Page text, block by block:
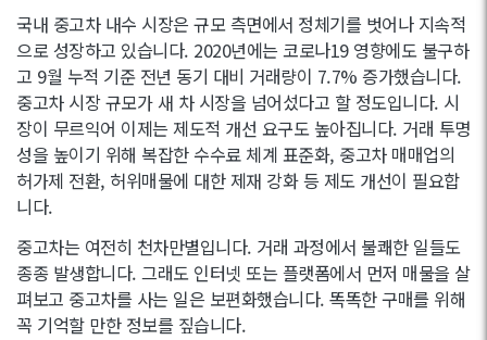
국내 중고차 내수 시장은 규모 측면에서 정체기를 벗어나 지속적
으로 성장하고 있습니다. 2020년에는 코로나19 영향에도 불구하
고 9월 누적 기준 전년 동기 대비 거래량이 7.7% 증가했습니다.
중고차 시장 규모가 새 차 시장을 넘어섰다고 할 정도입니다. 시
장이 무르익어 이제는 제도적 개선 요구도 높아집니다. 거래 투명
성을 높이기 위해 복잡한 수수료 체계 표준화, 중고차 매매업의
허가제 전환, 허위매물에 대한 제재 강화 등 제도 개선이 필요합
니다.
중고차는 여전히 천차만별입니다. 거래 과정에서 불쾌한 일들도
종종 발생합니다. 그래도 인터넷 또는 플랫폼에서 먼저 매물을 살
펴보고 중고차를 사는 일은 보편화했습니다. 똑똑한 구매를 위해
꼭 기억할 만한 정보를 짚습니다.